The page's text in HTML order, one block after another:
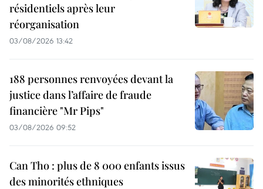
résidentiels après leur
réorganisation
03/08/2026 13:42
188 personnes renvoyées devant la
justice dans l’affaire de fraude
financière "Mr Pips"
03/08/2026 09:52
Can Tho : plus de 8 000 enfants issus
des minorités ethniques